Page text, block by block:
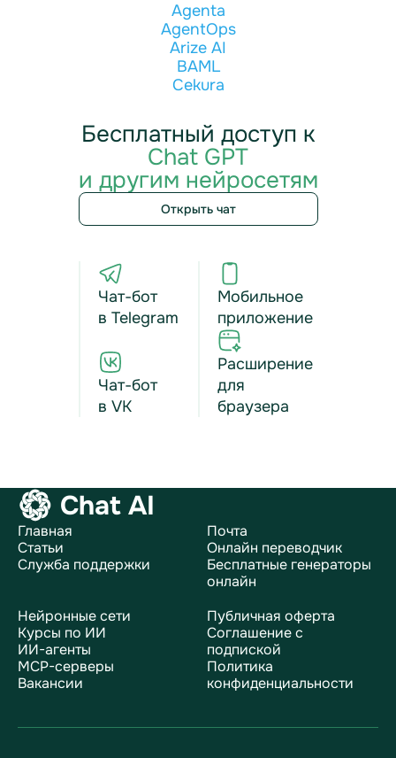
Agenta
AgentOps
Arize AI
BAML
Cekura
Бесплатный доступ к
Chat GPT
и другим нейросетям
Открыть чат
Чат-бот
в Telegram
Чат-бот
в VK
Мобильное
приложение
Расширение
для
браузера
Chat AI
Главная
Статьи
Служба поддержки
Почта
Онлайн переводчик
Бесплатные генераторы
онлайн
Нейронные сети
Курсы по ИИ
ИИ-агенты
MCP-серверы
Вакансии
Публичная оферта
Соглашение с
подпиской
Политика
конфиденциальности